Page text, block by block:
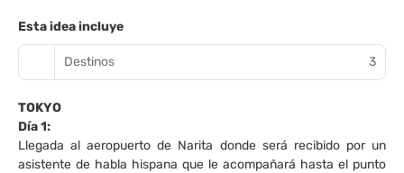
Esta idea incluye
Destinos 3
TOKYO
Día 1:
Llegada al aeropuerto de Narita donde será recibido por un
asistente de habla hispana que le acompañará hasta el punto